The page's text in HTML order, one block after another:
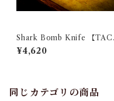
Shark Bomb Knife 【
FORCE】
¥4,620
同じカテゴリの商品